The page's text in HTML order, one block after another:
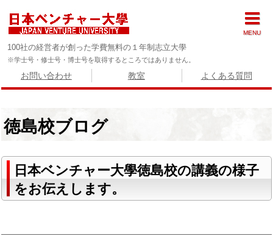
100社の経営者が創った学費無料の１年制志立大學
※学士号・修士号・博士号を取得するところではありません。
お問い合わせ 教室 よくある質問
徳島校ブログ
日本ベンチャー大學徳島校の講義の様子
をお伝えします。
MENU